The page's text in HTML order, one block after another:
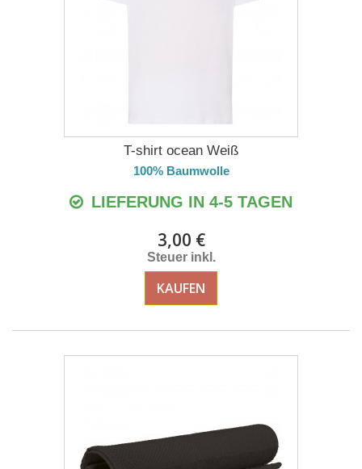
T-shirt ocean Weiß
100% Baumwolle
LIEFERUNG IN 4-5 TAGEN
3,00 €
Steuer inkl.
KAUFEN